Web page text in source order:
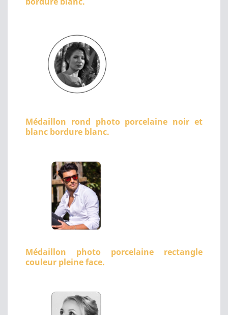
Médaillon rond photo porcelaine noir et
blanc bordure blanc.
Médaillon photo porcelaine rectangle
couleur pleine face.